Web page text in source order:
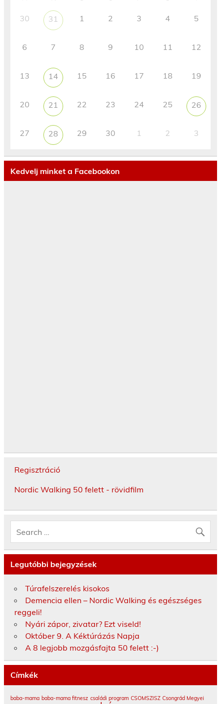
30 31 1 2 3 4 5
6 7 8 9 10 11 12
13 14 15 16 17 18 19
20 21 22 23 24 25 26
27 28 29 30 1 2 3
Kedvelj minket a Facebookon
Regisztráció
Nordic Walking 50 felett - rövidfilm
Legutóbbi bejegyzések
Túrafelszerelés kisokos
Demencia ellen – Nordic Walking és egészséges
reggeli!
Nyári zápor, zivatar? Ezt viseld!
Október 9. A Kéktúrázás Napja
A 8 legjobb mozgásfajta 50 felett :-)
Címkék
baba-mama baba-mama fitnesz családi program CSOMSZISZ Csongrád Megyei